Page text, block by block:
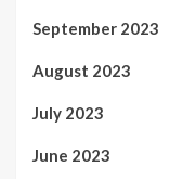
September 2023
August 2023
July 2023
June 2023